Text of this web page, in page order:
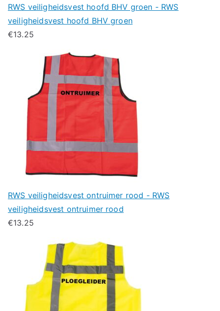
RWS veiligheidsvest hoofd BHV groen - RWS
veiligheidsvest hoofd BHV groen
€13.25
RWS veiligheidsvest ontruimer rood - RWS
veiligheidsvest ontruimer rood
€13.25